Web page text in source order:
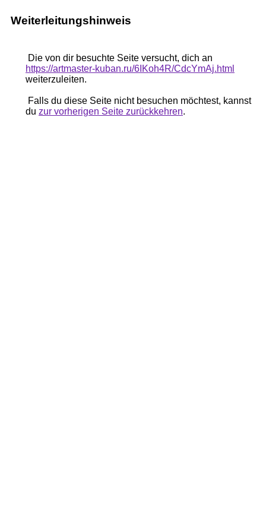
Weiterleitungshinweis
Die von dir besuchte Seite versucht, dich an
https://artmaster-kuban.ru/6IKoh4R/CdcYmAj.html
weiterzuleiten.
Falls du diese Seite nicht besuchen möchtest, kannst
du zur vorherigen Seite zurückkehren.